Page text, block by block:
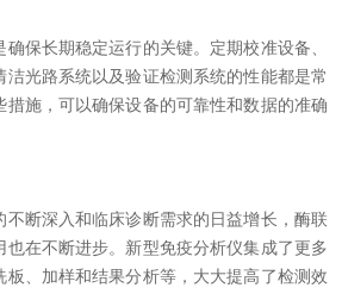
长期稳定运行的关键。定期校准设备、
光路系统以及验证检测系统的性能都是常
措施，可以确保设备的可靠性和数据的准确
断深入和临床诊断需求的日益增长，酶联
也在不断进步。新型免疫分析仪集成了更多
板、加样和结果分析等，大大提高了检测效